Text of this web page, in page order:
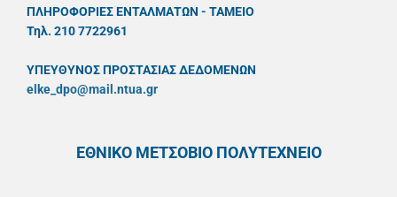
ΠΛΗΡΟΦΟΡΙΕΣ ΕΝΤΑΛΜΑΤΩΝ - ΤΑΜΕΙΟ
Τηλ. 210 7722961
ΥΠΕΥΘYΝΟΣ ΠΡΟΣΤΑΣΙΑΣ ΔΕΔΟΜΕΝΩΝ
elke_dpo@mail.ntua.gr
ΕΘΝΙΚΟ ΜΕΤΣΟΒΙΟ ΠΟΛΥΤΕΧΝΕΙΟ